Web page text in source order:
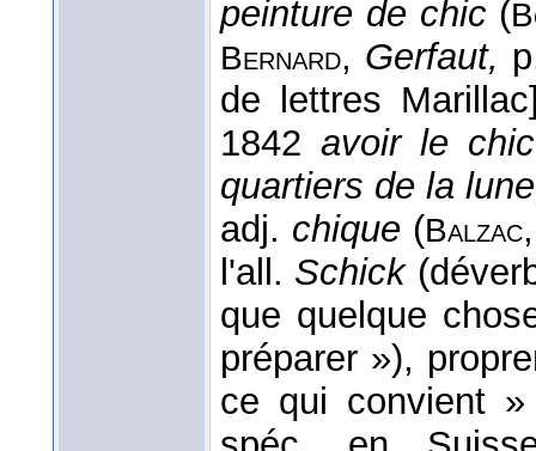
peinture de chic (
Bernard, Gerfaut,
de lettres
1842avoir le chic
quartiers de la
adj. chique (Balzac
l'all. Schick
que quelque
préparer »),
ce qui convient